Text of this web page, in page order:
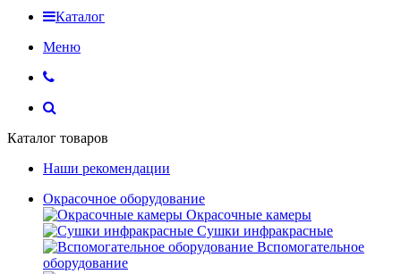
Каталог
Меню
Каталог товаров
Наши рекомендации
Окрасочное оборудование
Окрасочные камеры
Сушки инфракрасные
Вспомогательное
оборудование